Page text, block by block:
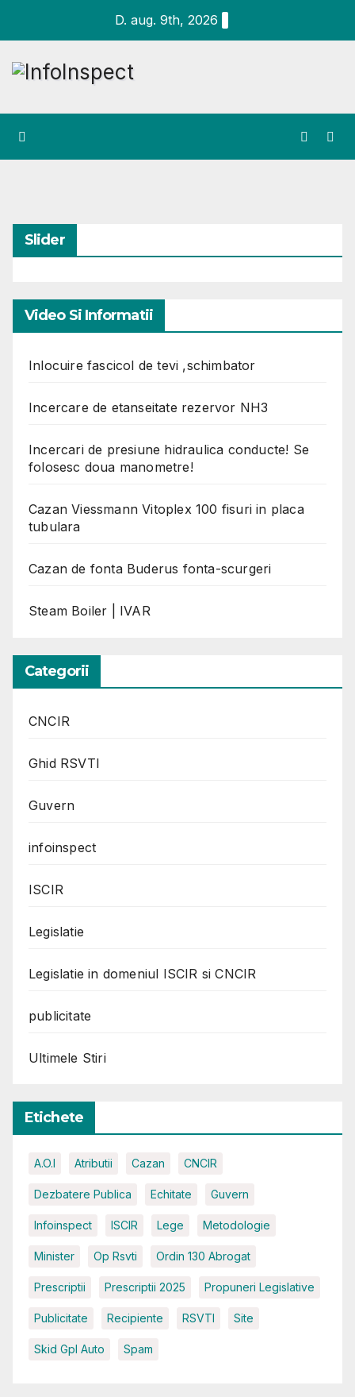
content
D. aug. 9th, 2026
Slider
Video Si Informatii
Inlocuire fascicol de tevi ,schimbator
Incercare de etanseitate rezervor NH3
Incercari de presiune hidraulica conducte! Se
folosesc doua manometre!
Cazan Viessmann Vitoplex 100 fisuri in placa
tubulara
Cazan de fonta Buderus fonta-scurgeri
Steam Boiler | IVAR
Categorii
CNCIR
Ghid RSVTI
Guvern
infoinspect
ISCIR
Legislatie
Legislatie in domeniul ISCIR si CNCIR
publicitate
Ultimele Stiri
Etichete
A.O.I Atributii Cazan CNCIR
Dezbatere Publica Echitate Guvern
Infoinspect ISCIR Lege Metodologie
Minister Op Rsvti Ordin 130 Abrogat
Prescriptii Prescriptii 2025 Propuneri Legislative
Publicitate Recipiente RSVTI Site
Skid Gpl Auto Spam